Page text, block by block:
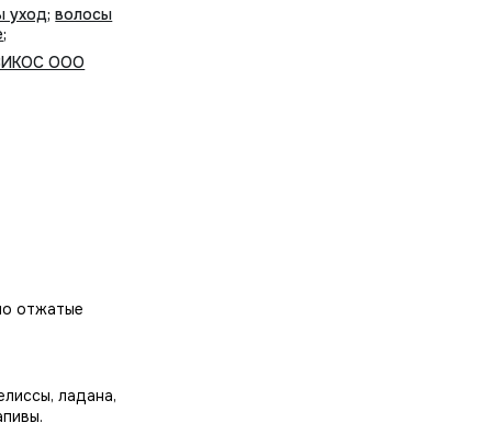
уход;волосы
;
ООО
отжатые
ладана,